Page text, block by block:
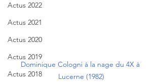
Actus 2022
Actus 2021
Actus 2020
Actus 2019
Actus 2018
Dominique Cologni à la nage du 4X à
Lucerne (1982)